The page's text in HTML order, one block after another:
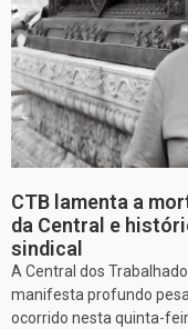
CTB lamenta a
da Central e
sindical
A Central dos
manifesta profundo
ocorrido nesta quinta-